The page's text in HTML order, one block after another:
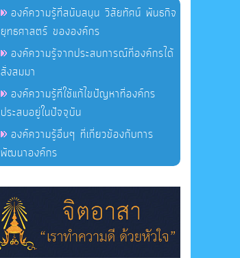
องค์ความรู้ที่สนับสนุน วิสัยทัศน์ พันธกิจ
ยุทธศาสตร์ ขององค์กร
องค์ความรู้จากประสบการณ์ที่องค์กรได้
สั่งสมมา
องค์ความรู้ที่ใช้แก้ไขปัญหาที่องค์กร
ประสบอยู่ในปัจจุบัน
องค์ความรู้อื่นๆ ที่เกี่ยวข้องกับการ
พัฒนาองค์กร